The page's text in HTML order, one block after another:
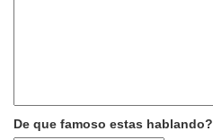
De que famoso estas hablando?